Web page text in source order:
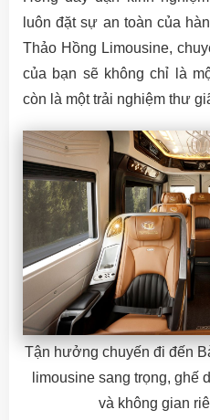
luôn đặt sự an toàn của
Thảo Hồng Limousine,
của bạn sẽ không chỉ là
còn là một trải nghiệm thư
Tận hưởng chuyến đi đến
limousine sang trọng, ghế
và không gian